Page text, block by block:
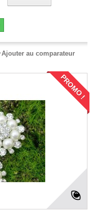
Ajouter au comparateur
PROMO !